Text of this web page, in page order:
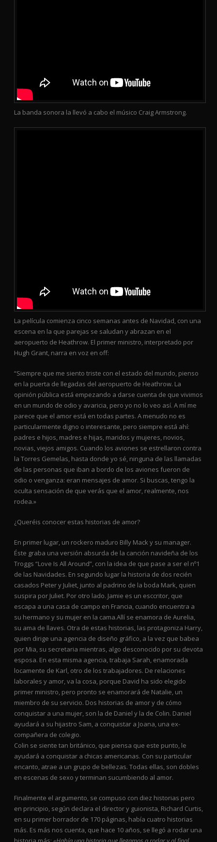
La banda sonora la llevó a cabo el músico Craig Armstrong.
La película comienza cinco semanas antes de Navidad, con una
escena en la que parejas se saludan y abrazan en el
aeropuerto de Heathrow. El primer ministro, interpretado por
Hugh Grant, narra en voz en off:
“Siempre que me siento triste con el estado del mundo, pienso
en la puerta de llegadas del aeropuerto de Heathrow. La
opinión pública está empezando a darse cuenta de que vivimos
en un mundo de odio y avaricia, pero yo no lo veo así. A mí me
parece que el amor está en todas partes. A menudo no es
particularmente digno o interesante, pero siempre está ahí:
padres e hijos, madres e hijas, maridos y mujeres, novios,
novias, viejos amigos. Cuando los aviones se estrellaron contra
la Torres Gemelas, hasta donde yo sé, ninguna de las llamadas
de las personas que iban a bordo de los aviones fueron de
odio o venganza: eran mensajes de amor. Si buscas, tengo la
oculta sensación de que verás que el amor, realmente, nos
rodea.»
¿Queréis conocer estas historias de amor?
En primer lugar, un rockero maduro Billy Mack y su manager.
Éste graba una versión absurda de la canción navideña de los
Troggs “Love Is All Around”, con la idea de que pase a ser el nº1
de las Navidades. En segundo lugar la historia de dos recién
casados Peter y Juliet, junto al padrino de la boda Mark, quien
suspira por Juliet. Por otro lado. Jamie es un esccritor, que
escapa a una casa de campo en Francia, cuando encuentra a
su hermano y su mujer en la cama.Allí se enamora de Aurelia,
su ama de llaves. Otra de estas historias, las protagoniza Harry,
quien dirige una agencia de diseño gráfico, a la vez que babea
por Mia, su secretaria mientras, algo desconocido por su devota
esposa. En esta misma agencia, trabaja Sarah, enamorada
locamente de Karl, otro de los trabajadores. De relaciones
laborales y amor, va la cosa, porque David ha sido elegido
primer ministro, pero pronto se enamorará de Natalie, un
miembro de su servicio. Dos historias de amor y de cómo
conquistar a una mujer, son la de Daniel y la de Colin. Daniel
ayudará a su hijastro Sam, a conquistar a Joana, una ex-
compañera de colegio.
Colin se siente tan británico, que piensa que este punto, le
ayudará a conquistar a chicas americanas. Con su particular
encanto, atrae a un grupo de bellezas. Todas ellas, son dobles
en escenas de sexo y terminan sucumbiendo al amor.
Finalmente el argumento, se compuso con diez historias pero
en principio, según declara el director y guionista, Richard Curtis,
en su primer borrador de 170 páginas, había cuatro historias
más. Es más nos cuenta, que hace 10 años, se llegó a rodar una